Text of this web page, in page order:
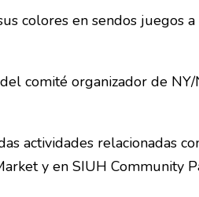
colores en sendos juegos
comité organizador de NY/
actividades relacionadas
y en SIUH Community